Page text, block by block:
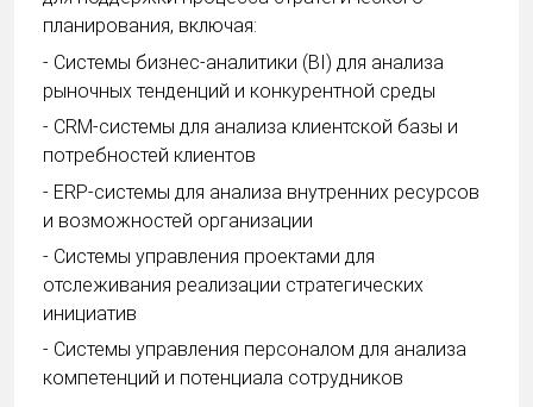
планирования, включая:
- Системы бизнес-аналитики (BI) для анализа
рыночных тенденций и конкурентной среды
- CRM-системы для анализа клиентской базы и
потребностей клиентов
- ERP-системы для анализа внутренних ресурсов
и возможностей организации
- Системы управления проектами для
отслеживания реализации стратегических
инициатив
- Системы управления персоналом для анализа
компетенций и потенциала сотрудников